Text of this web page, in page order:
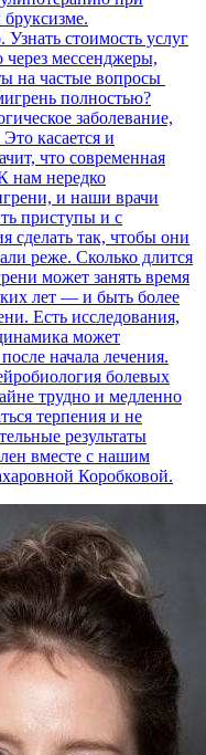
стоимость услуг
через мессенджеры,
на частые вопросы
полностью?
заболевание,
касается и
что современная
нам нередко
и наши врачи
приступы и с
сделать так, чтобы они
реже. Сколько длится
может занять время
лет — и быть более
Есть исследования,
может
начала лечения.
болевых
трудно и медленно
терпения и не
результаты
вместе с нашим
Коробковой.